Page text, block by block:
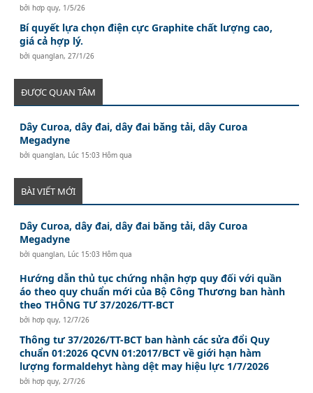
bởihơp quy, 1/5/26
Bí quyết lựa chọn điện cực Graphite chất lượng cao,
giá cả hợp lý.
bởiquanglan, 27/1/26
ĐƯỢC QUAN TÂM
Dây Curoa, dây đai, dây đai băng tải, dây Curoa
Megadyne
bởiquanglan, Lúc 15:03 Hôm qua
BÀI VIẾT MỚI
Dây Curoa, dây đai, dây đai băng tải, dây Curoa
Megadyne
bởiquanglan, Lúc 15:03 Hôm qua
Hướng dẫn thủ tục chứng nhận hợp quy đối với quần
áo theo quy chuẩn mới của Bộ Công Thương ban hành
theo THÔNG TƯ 37/2026/TT-BCT
bởihơp quy, 12/7/26
Thông tư 37/2026/TT-BCT ban hành các sửa đổi Quy
chuẩn 01:2026 QCVN 01:2017/BCT về giới hạn hàm
lượng formaldehyt hàng dệt may hiệu lực 1/7/2026
bởihơp quy, 2/7/26